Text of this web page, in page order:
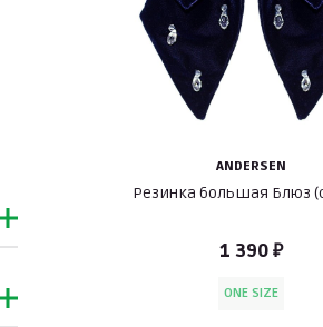
ANDERSEN
Резинка большая Блюз
1 390 ₽
ONE SIZE